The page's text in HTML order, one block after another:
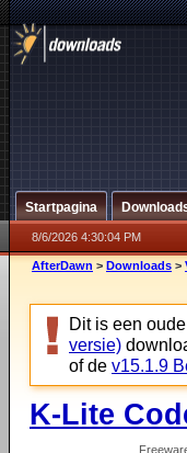
Startpagina
8/6/2026 4:30:04 PM
AfterDawn > Downloads >
Dit is een
versie)
of de v15.1.9
K-Lite